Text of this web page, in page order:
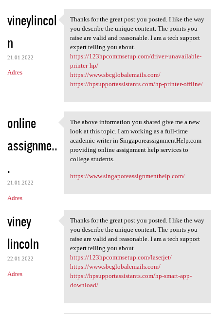
K
o
m
e
n
z
vineylincol
n
21.01.2022
Adres
Thanks for the great post you
Thanks for the great post you posted. I like the way
you describe the unique content. The points you
raise are valid and reasonable. I am a tech support
expert telling you about.
https://123hpcommsetup.com/driver-unavailable-
printer-hp/
https://www.sbcglobalemails.com/
https://hpsupportassistants.com/hp-printer-offline/
online
assignme..
.
21.01.2022
Adres
The above information you
The above information you shared give me a new
look at this topic. I am working as a full-time
academic writer in SingaporeassignmentHelp.com
providing online assignment help services to
college students.
https://www.singaporeassignmenthelp.com/
viney
lincoln
22.01.2022
Adres
Thanks for the great post you
Thanks for the great post you posted. I like the way
you describe the unique content. The points you
raise are valid and reasonable. I am a tech support
expert telling you about.
https://123hpcommsetup.com/laserjet/
https://www.sbcglobalemails.com/
https://hpsupportassistants.com/hp-smart-app-
download/